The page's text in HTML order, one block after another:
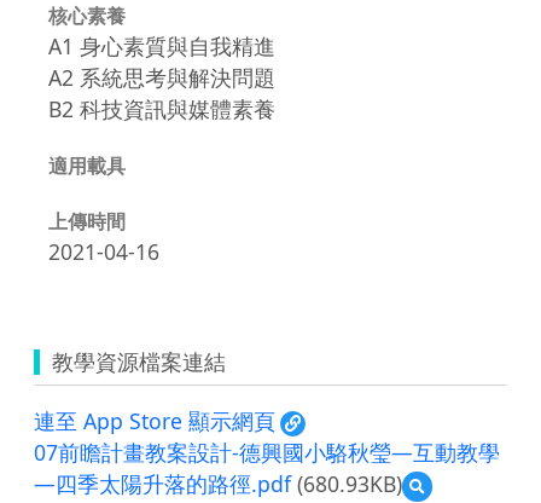
核心素養
A1 身心素質與自我精進
A2 系統思考與解決問題
B2 科技資訊與媒體素養
適用載具
上傳時間
2021-04-16
教學資源檔案連結
連至 App Store 顯示網頁
07前瞻計畫教案設計-德興國小駱秋瑩—互動教學
—四季太陽升落的路徑.pdf(680.93KB)
預